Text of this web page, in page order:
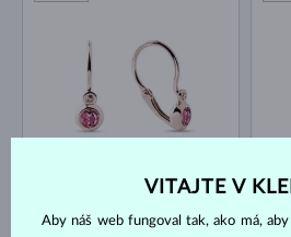
605 €
NA SKLADE NA
VITAJTE V
Aby náš web fungoval tak, ako má,